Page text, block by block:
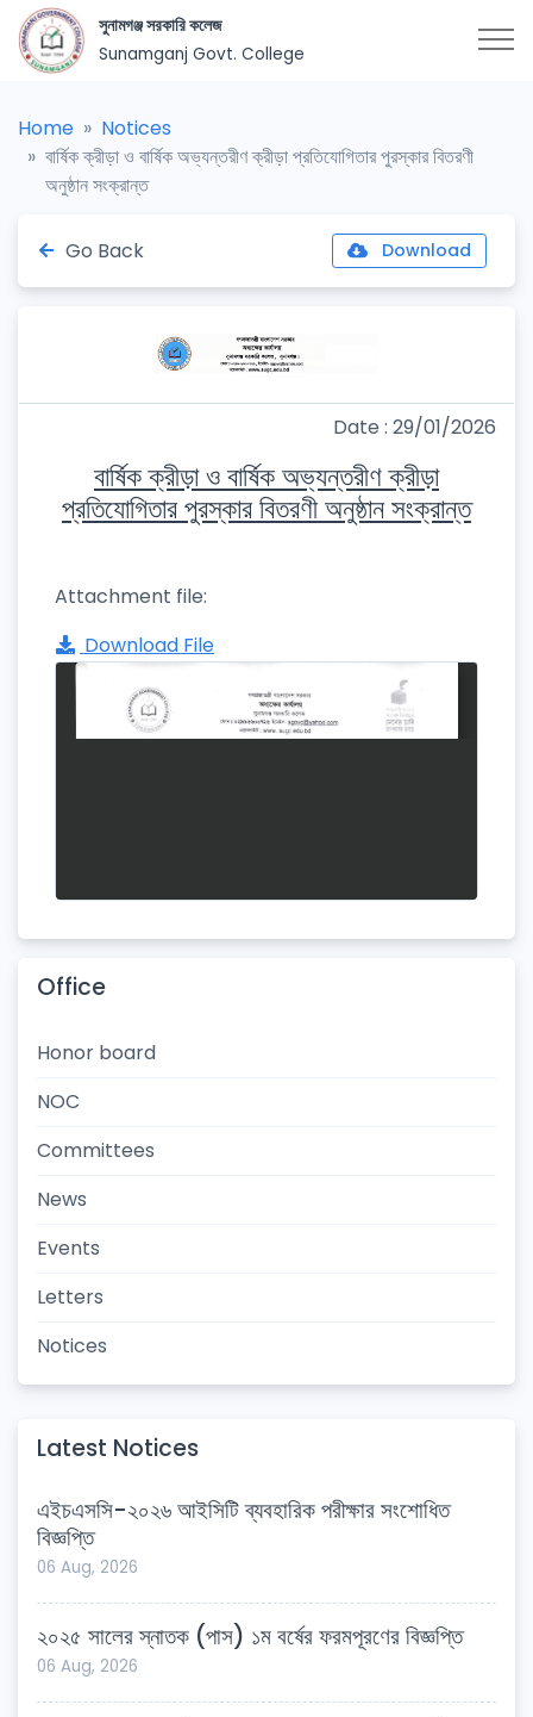
সুনামগঞ্জ সরকারি কলেজ
Sunamganj Govt. College
Home
Notices
বার্ষিক ক্রীড়া ও বার্ষিক অভ্যন্তরীণ ক্রীড়া প্রতিযোগিতার পুরস্কার বিতরণী
অনুষ্ঠান সংক্রান্ত
Go Back Download
Date : 29/01/2026
বার্ষিক ক্রীড়া ও বার্ষিক অভ্যন্তরীণ ক্রীড়া
প্রতিযোগিতার পুরস্কার বিতরণী অনুষ্ঠান সংক্রান্ত
Attachment file:
Download File
Office
Honor board
NOC
Committees
News
Events
Letters
Notices
Latest Notices
এইচএসসি-২০২৬ আইসিটি ব্যবহারিক পরীক্ষার সংশোধিত
বিজ্ঞপ্তি
06 Aug, 2026
২০২৫ সালের স্নাতক (পাস) ১ম বর্ষের ফরমপূরণের বিজ্ঞপ্তি
06 Aug, 2026